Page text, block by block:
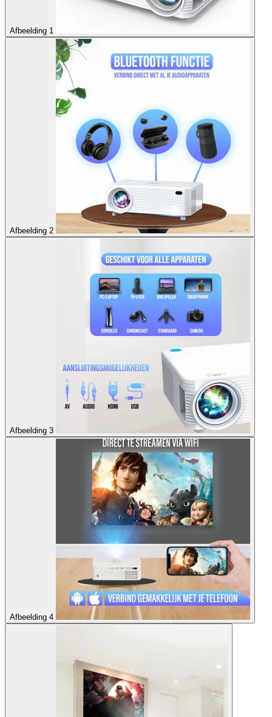
Afbeelding 1
Afbeelding 2
Afbeelding 3
Afbeelding 4